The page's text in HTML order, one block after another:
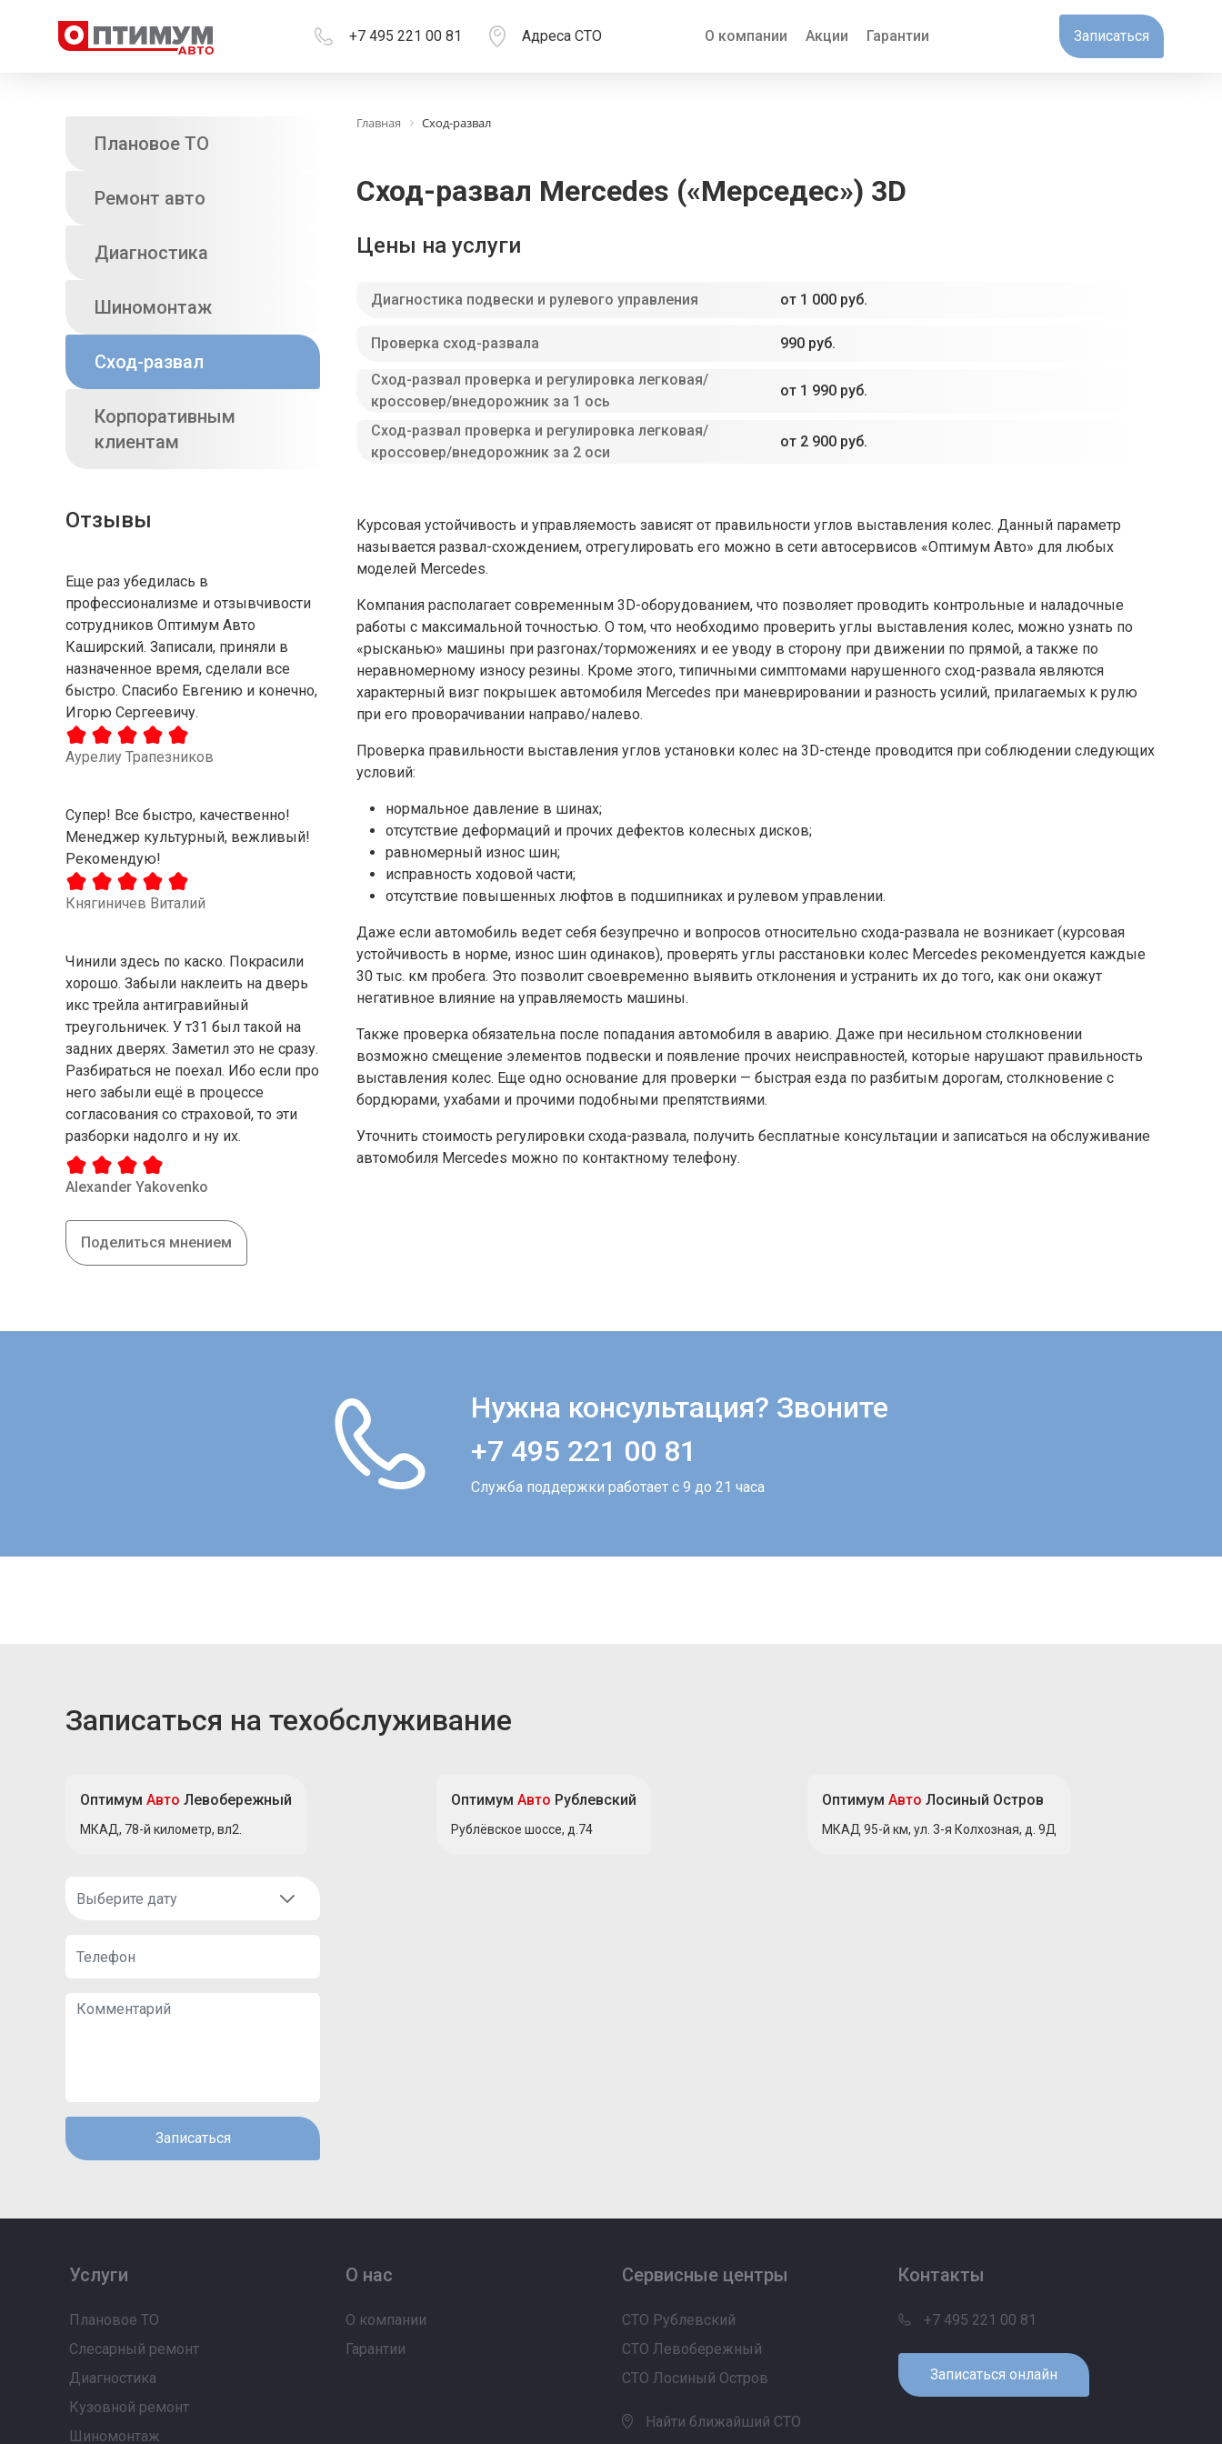
+7 495 221 00 81 Адреса СТО О компании Акции Гарантии Записаться
Плановое ТО
Ремонт авто
Диагностика
Шиномонтаж
Сход-развал
Корпоративным
клиентам
Отзывы
Еще раз убедилась в
профессионализме и отзывчивости
сотрудников Оптимум Авто
Каширский. Записали, приняли в
назначенное время, сделали все
быстро. Спасибо Евгению и конечно,
Игорю Сергеевичу.
Аурелиу Трапезников
Супер! Все быстро, качественно!
Менеджер культурный, вежливый!
Рекомендую!
Княгиничев Виталий
Чинили здесь по каско. Покрасили
хорошо. Забыли наклеить на дверь
икс трейла антигравийный
треугольничек. У т31 был такой на
задних дверях. Заметил это не сразу.
Разбираться не поехал. Ибо если про
него забыли ещё в процессе
согласования со страховой, то эти
разборки надолго и ну их.
Alexander Yakovenko
Поделиться мнением
Главная Сход-развал
Сход-развал Mercedes («Мерседес») 3D
Цены на услуги
Диагностика подвески и рулевого управления от 1 000 руб.
Проверка сход-развала 990 руб.
Сход-развал проверка и регулировка легковая/
кроссовер/внедорожник за 1 ось
от 1 990 руб.
Сход-развал проверка и регулировка легковая/
кроссовер/внедорожник за 2 оси
от 2 900 руб.
Курсовая устойчивость и управляемость зависят от правильности углов выставления колес. Данный параметр
называется развал-схождением, отрегулировать его можно в сети автосервисов «Оптимум Авто» для любых
моделей Mercedes.
Компания располагает современным 3D-оборудованием, что позволяет проводить контрольные и наладочные
работы с максимальной точностью. О том, что необходимо проверить углы выставления колес, можно узнать по
«рысканью» машины при разгонах/торможениях и ее уводу в сторону при движении по прямой, а также по
неравномерному износу резины. Кроме этого, типичными симптомами нарушенного сход-развала являются
характерный визг покрышек автомобиля Mercedes при маневрировании и разность усилий, прилагаемых к рулю
при его проворачивании направо/налево.
Проверка правильности выставления углов установки колес на 3D-стенде проводится при соблюдении следующих
условий:
нормальное давление в шинах;
отсутствие деформаций и прочих дефектов колесных дисков;
равномерный износ шин;
исправность ходовой части;
отсутствие повышенных люфтов в подшипниках и рулевом управлении.
Даже если автомобиль ведет себя безупречно и вопросов относительно схода-развала не возникает (курсовая
устойчивость в норме, износ шин одинаков), проверять углы расстановки колес Mercedes рекомендуется каждые
30 тыс. км пробега. Это позволит своевременно выявить отклонения и устранить их до того, как они окажут
негативное влияние на управляемость машины.
Также проверка обязательна после попадания автомобиля в аварию. Даже при несильном столкновении
возможно смещение элементов подвески и появление прочих неисправностей, которые нарушают правильность
выставления колес. Еще одно основание для проверки — быстрая езда по разбитым дорогам, столкновение с
бордюрами, ухабами и прочими подобными препятствиями.
Уточнить стоимость регулировки схода-развала, получить бесплатные консультации и записаться на обслуживание
автомобиля Mercedes можно по контактному телефону.
Нужна консультация? Звоните
+7 495 221 00 81
Служба поддержки работает с 9 до 21 часа
Записаться на техобслуживание
Оптимум Авто Левобережный
МКАД, 78-й километр, вл2.
Оптимум Авто Рублевский
Рублёвское шоссе, д.74
Оптимум Авто Лосиный Остров
МКАД 95-й км, ул. 3-я Колхозная, д. 9Д
Записаться
Услуги
Плановое ТО
Слесарный ремонт
Диагностика
Кузовной ремонт
Шиномонтаж
О нас
О компании
Гарантии
Сервисные центры
СТО Рублевский
СТО Левобережный
СТО Лосиный Остров
Найти ближайший СТО
Контакты
+7 495 221 00 81
Записаться онлайн